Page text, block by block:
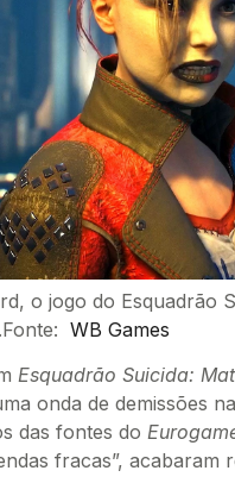
o jogo do Esquadrão
WB Games
Esquadrão Suicida:
onda de demissões
das fontes do
fracas”,